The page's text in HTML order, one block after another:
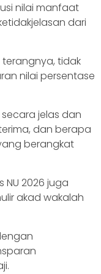
nilai manfaat
dari
tidak
nilai persentase
jelas dan
dan berapa
berangkat
NU 2026 juga
akad wakalah